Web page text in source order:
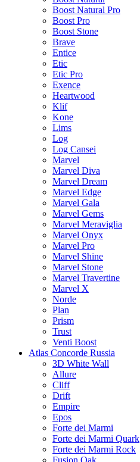
Boost Natural Pro
Boost Pro
Boost Stone
Brave
Entice
Etic
Etic Pro
Exence
Heartwood
Klif
Kone
Lims
Log
Log Cansei
Marvel
Marvel Diva
Marvel Dream
Marvel Edge
Marvel Gala
Marvel Gems
Marvel Meraviglia
Marvel Onyx
Marvel Pro
Marvel Shine
Marvel Stone
Marvel Travertine
Marvel X
Norde
Plan
Prism
Trust
Venti Boost
Atlas Concorde Russia
3D White Wall
Allure
Cliff
Drift
Empire
Epos
Forte dei Marmi
Forte dei Marmi Quark
Forte dei Marmi Rock
Fusion Oak